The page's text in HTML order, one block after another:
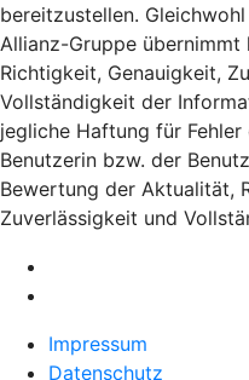
bereitzustellen.
Allianz-Gruppe
Richtigkeit, Genauigkeit,
Vollständigkeit der
jegliche Haftung für
Benutzerin bzw. der
Bewertung der Aktualität,
Zuverlässigkeit und
Impressum
Datenschutz